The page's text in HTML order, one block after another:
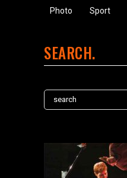
Photo Sport
SEARCH
Search
for: